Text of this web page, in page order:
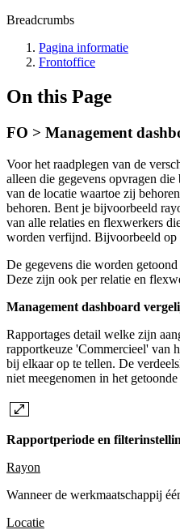
Breadcrumbs
Pagina informatie
Frontoffice
On this Page
FO > Management
Voor het raadplegen van de
alleen die gegevens opvragen
van de locatie waartoe zij
behoren. Bent je bijvoorbeeld
van alle relaties en flexwerkers
worden verfijnd. Bijvoorbeeld op
De gegevens die worden
Deze zijn ook per relatie en
Management dashboard
Rapportages detail welke zijn
rapportkeuze 'Commercieel' van
bij elkaar op te tellen. De
niet meegenomen in het getoonde
Rapportperiode en
Rayon
Wanneer de werkmaatschappij
Locatie